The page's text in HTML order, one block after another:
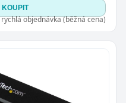
KOUPIT
rychlá objednávka (běžná cena)